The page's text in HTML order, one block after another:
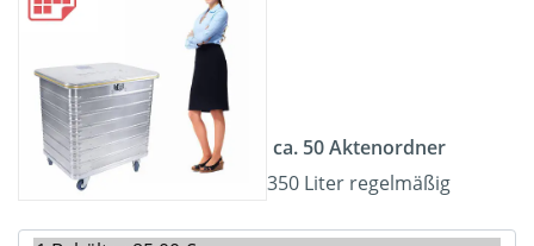
ca. 50 Aktenordner
350 Liter regelmäßig